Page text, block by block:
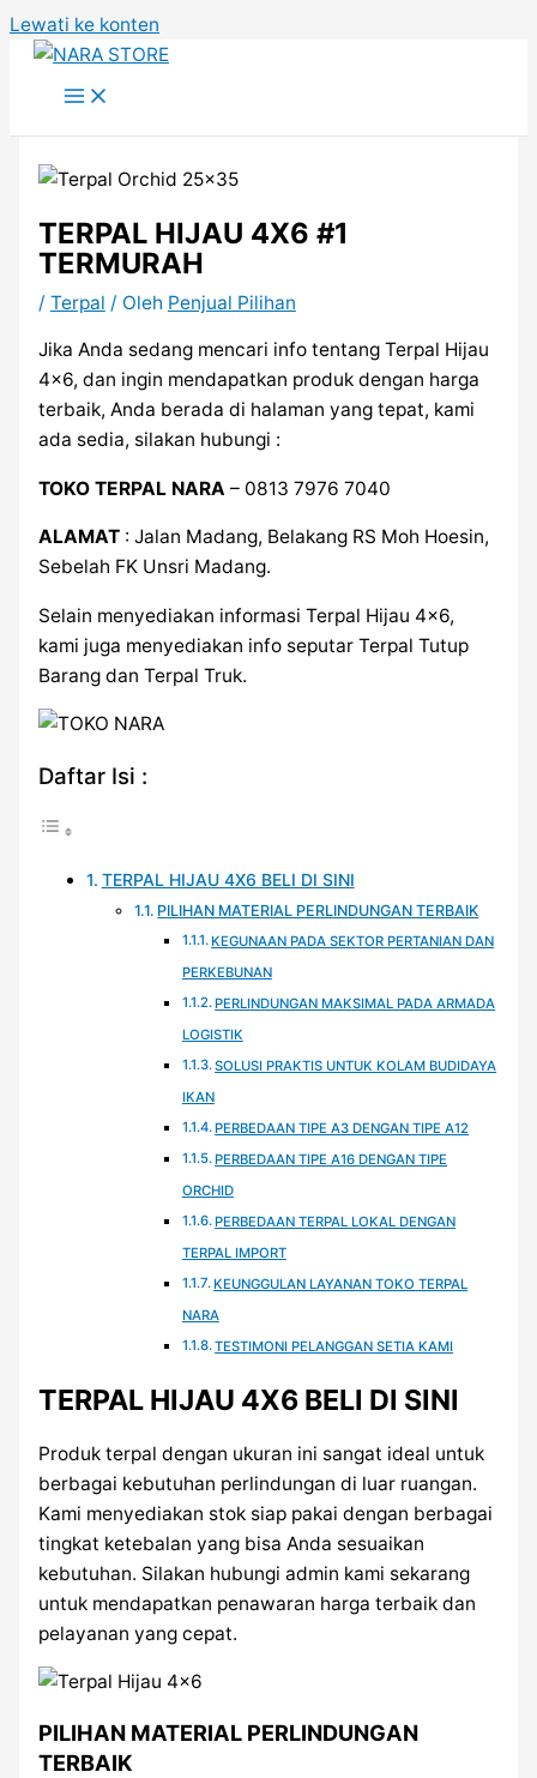
Lewati ke konten
TERPAL HIJAU 4X6 #1
TERMURAH
/ Terpal / Oleh Penjual Pilihan
Jika Anda sedang mencari info tentang Terpal Hijau
4×6, dan ingin mendapatkan produk dengan harga
terbaik, Anda berada di halaman yang tepat, kami
ada sedia, silakan hubungi :
TOKO TERPAL NARA – 0813 7976 7040
ALAMAT: Jalan Madang, Belakang RS Moh Hoesin,
Sebelah FK Unsri Madang.
Selain menyediakan informasi Terpal Hijau 4×6,
kami juga menyediakan info seputar Terpal Tutup
Barang dan Terpal Truk.
Daftar Isi :
TERPAL HIJAU 4X6 BELI DI SINI
PILIHAN MATERIAL PERLINDUNGAN TERBAIK
KEGUNAAN PADA SEKTOR PERTANIAN DAN
PERKEBUNAN
PERLINDUNGAN MAKSIMAL PADA ARMADA
LOGISTIK
SOLUSI PRAKTIS UNTUK KOLAM BUDIDAYA
IKAN
PERBEDAAN TIPE A3 DENGAN TIPE A12
PERBEDAAN TIPE A16 DENGAN TIPE
ORCHID
PERBEDAAN TERPAL LOKAL DENGAN
TERPAL IMPORT
KEUNGGULAN LAYANAN TOKO TERPAL
NARA
TESTIMONI PELANGGAN SETIA KAMI
TERPAL HIJAU 4X6 BELI DI SINI
Produk terpal dengan ukuran ini sangat ideal untuk
berbagai kebutuhan perlindungan di luar ruangan.
Kami menyediakan stok siap pakai dengan berbagai
tingkat ketebalan yang bisa Anda sesuaikan
kebutuhan. Silakan hubungi admin kami sekarang
untuk mendapatkan penawaran harga terbaik dan
pelayanan yang cepat.
PILIHAN MATERIAL PERLINDUNGAN
TERBAIK